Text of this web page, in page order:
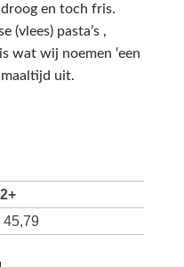
en toch fris.
(vlees) pasta’s ,
wat wij noemen ‘een
maaltijd uit.
45,79